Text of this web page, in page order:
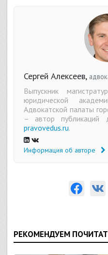
Сергей Алексеев,
Выпускник
юридической
Адвокатской палаты
– автор публикаций
pravovedus.ru.
Информация об авторе
РЕКОМЕНДУЕМ